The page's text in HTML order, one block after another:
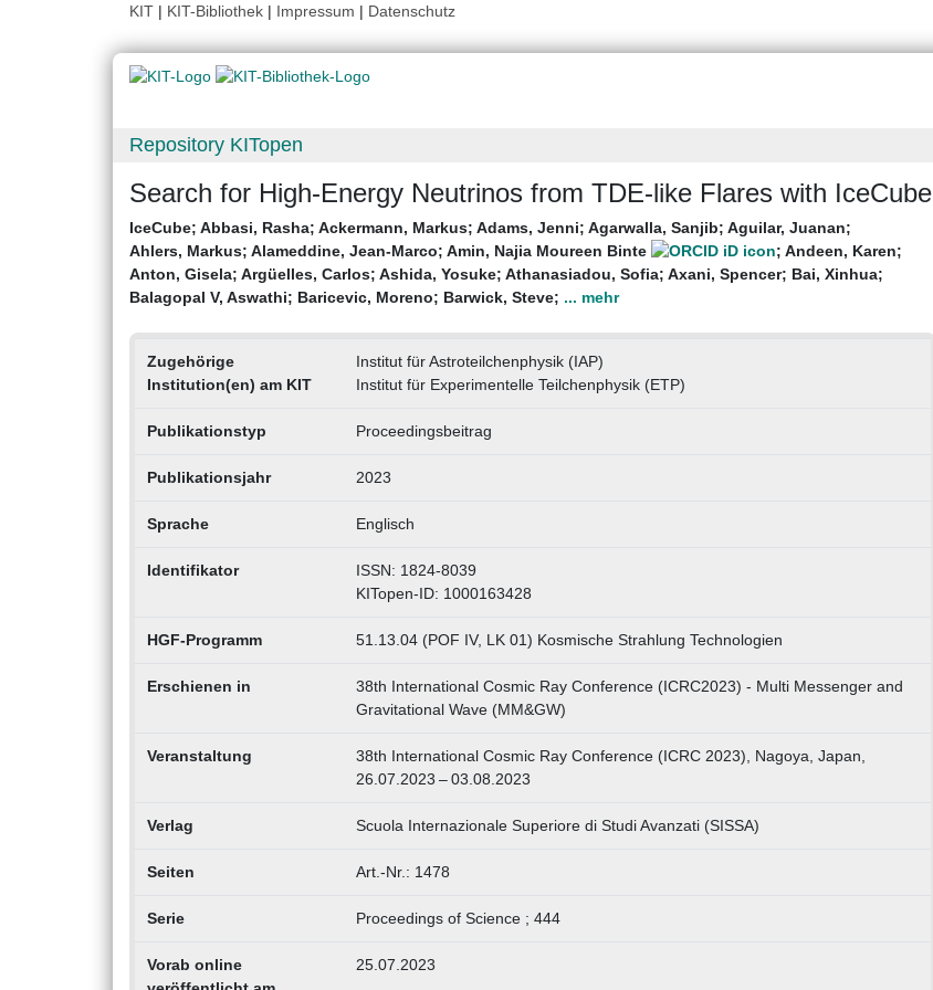
KIT | KIT-Bibliothek | Impressum | Datenschutz
Repository KITopen
Search for High-Energy Neutrinos from TDE-like Flares with IceCube
IceCube; Abbasi, Rasha; Ackermann, Markus; Adams, Jenni; Agarwalla, Sanjib; Aguilar, Juanan;
Ahlers, Markus; Alameddine, Jean-Marco; Amin, Najia Moureen Binte ; Andeen, Karen;
Anton, Gisela; Argüelles, Carlos; Ashida, Yosuke; Athanasiadou, Sofia; Axani, Spencer; Bai, Xinhua;
Balagopal V, Aswathi; Baricevic, Moreno; Barwick, Steve; ... mehr
Zugehörige
Institution(en) am KIT
Institut für Astroteilchenphysik (IAP)
Institut für Experimentelle Teilchenphysik (ETP)
Publikationstyp Proceedingsbeitrag
Publikationsjahr 2023
Sprache Englisch
Identifikator
ISSN: 1824-8039
KITopen-ID: 1000163428
HGF-Programm 51.13.04 (POF IV, LK 01) Kosmische Strahlung Technologien
Erschienen in
38th International Cosmic Ray Conference (ICRC2023) - Multi Messenger and
Gravitational Wave (MM&GW)
Veranstaltung
38th International Cosmic Ray Conference (ICRC 2023), Nagoya, Japan,
26.07.2023 – 03.08.2023
Verlag Scuola Internazionale Superiore di Studi Avanzati (SISSA)
Seiten Art.-Nr.: 1478
Serie Proceedings of Science ; 444
Vorab online
25.07.2023